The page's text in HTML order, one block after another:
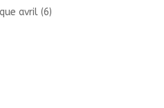
avril (6)